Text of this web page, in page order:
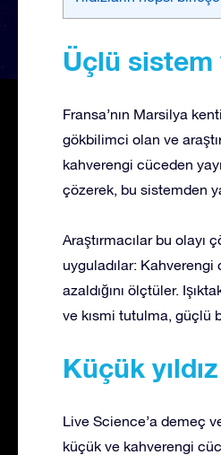
Üçlü sistem
Fransa’nın Marsilya
gökbilimci olan ve
kahverengi cüceden
çözerek, bu sistemden
Araştırmacılar bu olayı
uyguladılar: Kahverengi
azaldığını ölçtüler.
ve kısmi tutulma, güçlü
Küçük
Live Science’a demeç
küçük ve kahverengi